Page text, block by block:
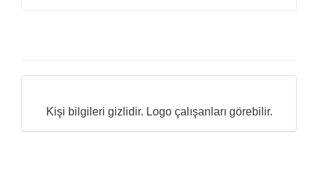
Kişi bilgileri gizlidir. Logo çalışanları görebilir.